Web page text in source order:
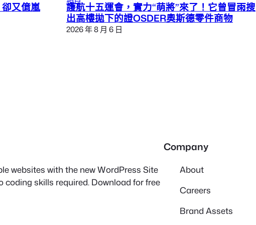
又億嵐
護航十五運會，實力“萌將”來了！它曾冒雨搜
出高樓拋下的證OSDER奧斯德零件商物
2026 年 8 月 6 日
websites with the new WordPress Site
skills required. Download for free
Company
About
Careers
Brand Assets